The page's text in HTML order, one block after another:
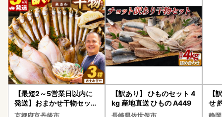
【最短2～5営業日以内に
発送】おまかせ干物セット
（冷凍） 干物
京都府京丹後市
【訳あり】 ひものセット 4
kg 産地直送 ひもの A449
長崎県佐世保市
【
せ
静